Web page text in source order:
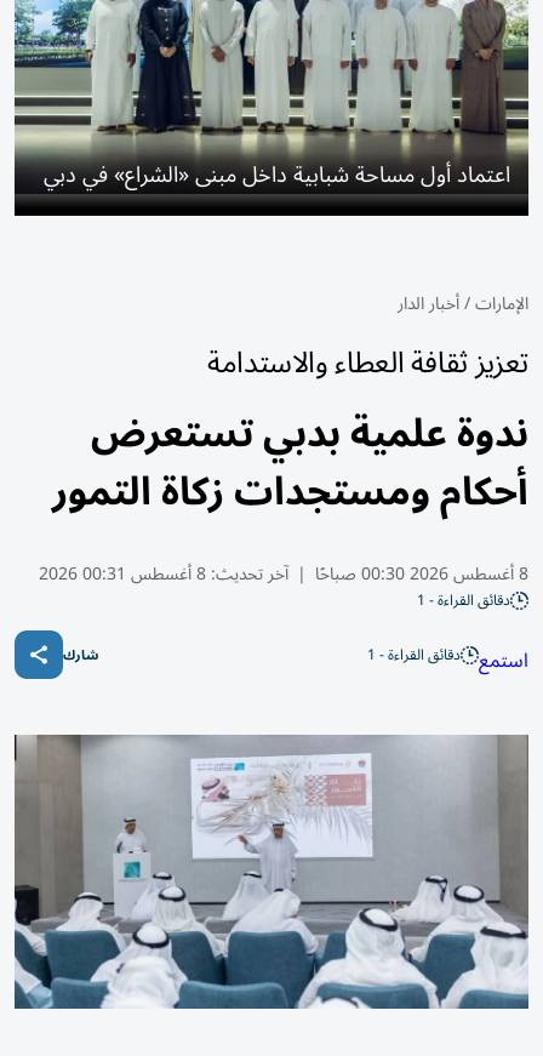
اعتماد أول مساحة شبابية داخل مبنى «الشراع» في دبي
الإمارات/أخبار الدار
تعزيز ثقافة العطاء والاستدامة
ندوة علمية بدبي تستعرض
أحكام ومستجدات زكاة التمور
8 أغسطس 2026 00:30 صباحًا | آخر تحديث:8 أغسطس 00:31 2026
دقائق القراءة - 1
استمع دقائق القراءة - 1 شارك